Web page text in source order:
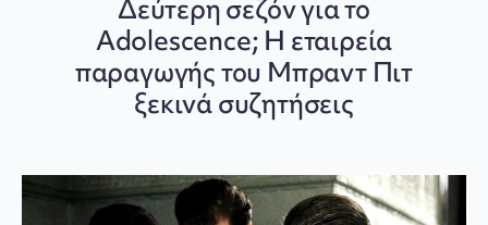
Δεύτερη σεζόν για το
Adolescence; Η εταιρεία
παραγωγής του Μπραντ Πιτ
ξεκινά συζητήσεις